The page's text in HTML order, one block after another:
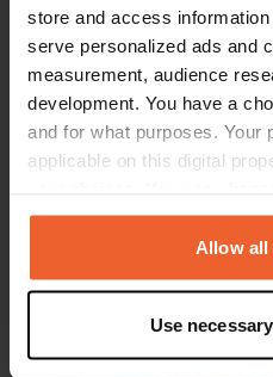
store and access
serve personalized ads and
measurement, audience
development. You have a
and for what purposes. Your
applicable on this digital
any time from the Cookie
the Privacy trigger icon.
Collect information
which can be accurate
Allow all
Use
Een foto
een locatie